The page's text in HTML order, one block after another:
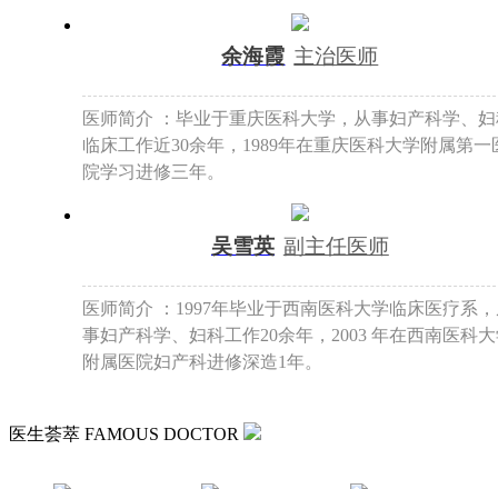
余海霞 主治医师
医师简介 ：毕业于重庆医科大学，从事妇产科学、
临床工作近30余年，1989年在重庆医科大学附属第一
院学习进修三年。
吴雪英 副主任医师
医师简介 ：1997年毕业于西南医科大学临床医疗系
事妇产科学、妇科工作20余年，2003 年在西南医科
附属医院妇产科进修深造1年。
医生荟萃 FAMOUS DOCTOR